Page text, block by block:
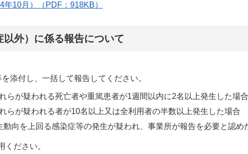
10月）（PDF：918KB）
外）に係る報告について
添付し、一括して報告してください。
らが疑われる死亡者や重篤患者が1週間以内に2名以上発生した場合
らが疑われる者が10名以上又は全利用者の半数以上発生した場合
動向を上回る感染症等の発生が疑われ、事業所が報告を必要と認め
ださい。